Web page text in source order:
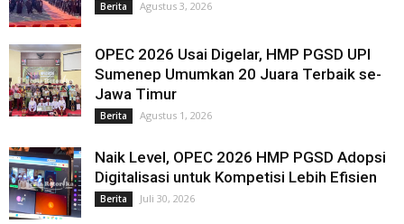
Berita Agustus 3, 2026
OPEC 2026 Usai Digelar, HMP PGSD UPI
Sumenep Umumkan 20 Juara Terbaik se-
Jawa Timur
Berita Agustus 1, 2026
Naik Level, OPEC 2026 HMP PGSD Adopsi
Digitalisasi untuk Kompetisi Lebih Efisien
Berita Juli 30, 2026